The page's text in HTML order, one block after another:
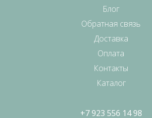
Блог
Обратная связь
Доставка
Оплата
Контакты
Каталог
+7 923 556 14 98